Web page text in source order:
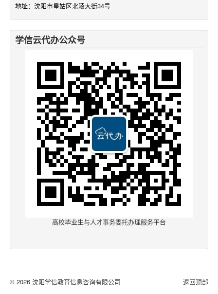
地址：沈阳市皇姑区北陵大街34号
学信云代办公众号
高校毕业生与人才事务委托办理服务平台
返回顶部
© 2026 沈阳学信教育信息咨询有限公司